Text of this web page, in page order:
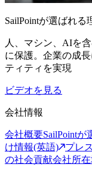
SailPointが選ばれる
人、マシン、AIを
に保護。企業の成
ティティを実現
ビデオを見る
会社情報
会社概要SailPointが
け情報(英語)
プレ
の社会貢献会社所